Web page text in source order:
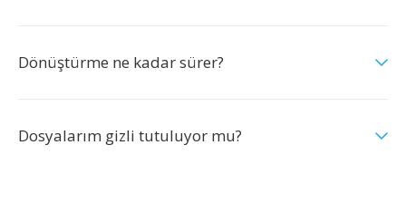
Dönüştürme ne kadar sürer?
Dosyalarım gizli tutuluyor mu?